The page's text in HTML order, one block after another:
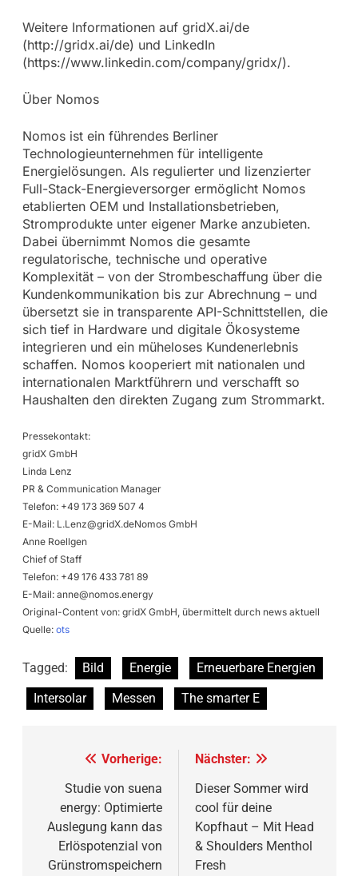
Weitere Informationen auf gridX.ai/de
(http://gridx.ai/de) und LinkedIn
(https://www.linkedin.com/company/gridx/).
Über Nomos
Nomos ist ein führendes Berliner
Technologieunternehmen für intelligente
Energielösungen. Als regulierter und lizenzierter
Full-Stack-Energieversorger ermöglicht Nomos
etablierten OEM und Installationsbetrieben,
Stromprodukte unter eigener Marke anzubieten.
Dabei übernimmt Nomos die gesamte
regulatorische, technische und operative
Komplexität – von der Strombeschaffung über die
Kundenkommunikation bis zur Abrechnung – und
übersetzt sie in transparente API-Schnittstellen, die
sich tief in Hardware und digitale Ökosysteme
integrieren und ein müheloses Kundenerlebnis
schaffen. Nomos kooperiert mit nationalen und
internationalen Marktführern und verschafft so
Haushalten den direkten Zugang zum Strommarkt.
Pressekontakt:
gridX GmbH
Linda Lenz
PR & Communication Manager
Telefon: +49 173 369 507 4
E-Mail: L.Lenz@gridX.deNomosGmbH
Anne Roellgen
Chief of Staff
Telefon: +49 176 433 781 89
E-Mail: anne@nomos.energy
Original-Content von: gridX GmbH, übermittelt durch news aktuell
Quelle: ots
Tagged: Bild Energie
Erneuerbare Energien
Intersolar
Messen The smarter E
Beitragsnavigation
Vorherige:
Studie von suena
energy: Optimierte
Auslegung kann das
Erlöspotenzial von
Grünstromspeichern
Nächster:
Dieser Sommer wird
cool für deine
Kopfhaut – Mit Head
& Shoulders Menthol
Fresh